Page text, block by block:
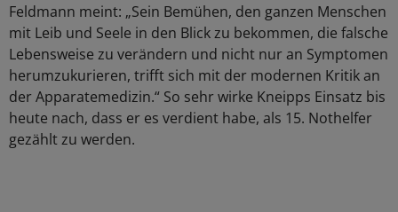
Feldmann meint: „Sein Bemühen, den ganzen Menschen
mit Leib und Seele in den Blick zu bekommen, die falsche
Lebensweise zu verändern und nicht nur an Symptomen
herumzukurieren, trifft sich mit der modernen Kritik an
der Apparatemedizin.“ So sehr wirke Kneipps Einsatz bis
heute nach, dass er es verdient habe, als 15. Nothelfer
gezählt zu werden.